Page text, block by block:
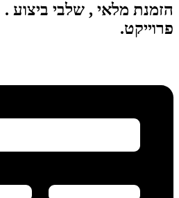
הזמנת מלאי , שלבי ביצוע
פרוייקט.